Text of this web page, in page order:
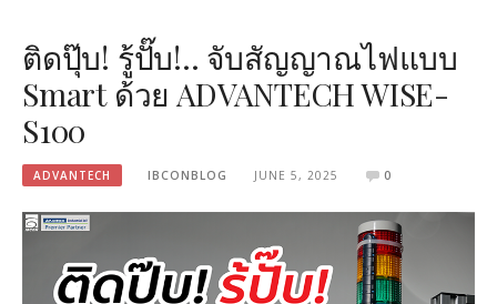
ติดปุ๊บ! รู้ปั๊บ!.. จับสัญญาณไฟแบบ
Smart ด้วย ADVANTECH WISE-
S100
ADVANTECH IBCONBLOG JUNE 5, 2025 0